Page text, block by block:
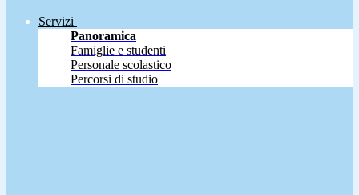
Servizi
Panoramica
Famiglie e studenti
Personale scolastico
Percorsi di studio